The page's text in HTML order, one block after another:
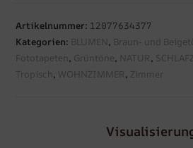
Artikelnummer: 12077634377
Kategorien: BLUMEN , Braun- und
Fototapeten , Grüntöne, NATUR,
Tropisch , WOHNZIMMER, Zimmer